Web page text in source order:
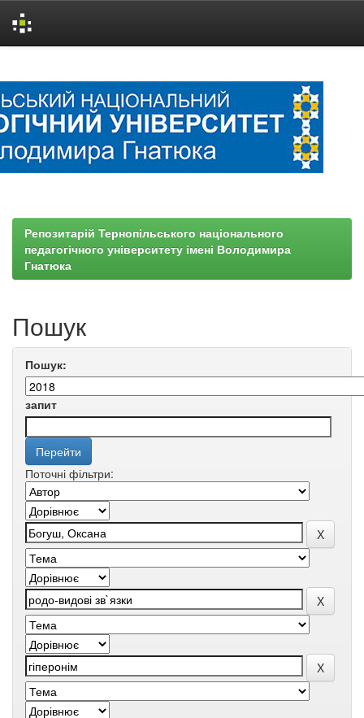
Репозитарій Тернопільського національного
педагогічного університету імені Володимира
Гнатюка
Пошук
Пошук:
запит
Поточні фільтри: